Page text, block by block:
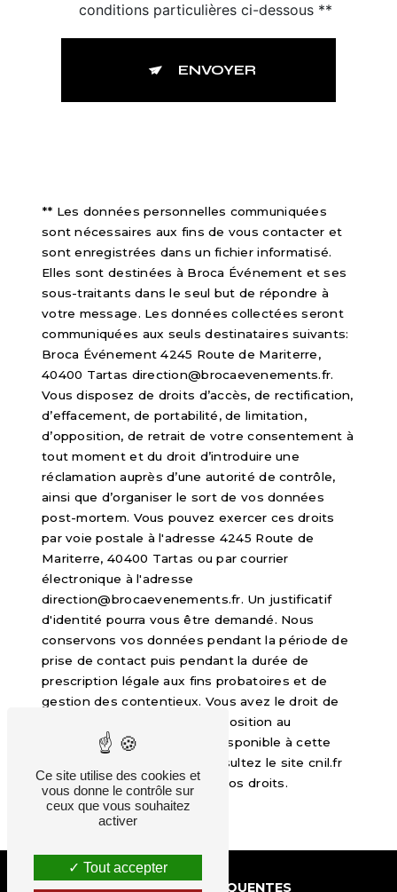
conditions particulières ci-dessous **
ENVOYER
** Les données personnelles communiquées
sont nécessaires aux fins de vous contacter et
sont enregistrées dans un fichier informatisé.
Elles sont destinées à Broca Événement et ses
sous-traitants dans le seul but de répondre à
votre message. Les données collectées seront
communiquées aux seuls destinataires suivants:
Broca Événement 4245 Route de Mariterre,
40400 Tartas direction@brocaevenements.fr.
Vous disposez de droits d’accès, de rectification,
d’effacement, de portabilité, de limitation,
d’opposition, de retrait de votre consentement à
tout moment et du droit d’introduire une
réclamation auprès d’une autorité de contrôle,
ainsi que d’organiser le sort de vos données
post-mortem. Vous pouvez exercer ces droits
par voie postale à l'adresse 4245 Route de
Mariterre, 40400 Tartas ou par courrier
électronique à l'adresse
direction@brocaevenements.fr. Un justificatif
d'identité pourra vous être demandé. Nous
conservons vos données pendant la période de
prise de contact puis pendant la durée de
prescription légale aux fins probatoires et de
gestion des contentieux. Vous avez le droit de
vous inscrire sur la liste d'opposition au
démarchage téléphonique, disponible à cette
. Consultez le site cnil.fr
pour plus d’informations sur vos droits.
RECHERCHES FRÉQUENTES
Ce site utilise des cookies et
vous donne le contrôle sur
ceux que vous souhaitez
activer
Tout accepter